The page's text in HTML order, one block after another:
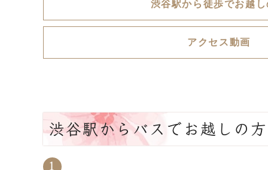
渋谷駅から徒歩でお越
アクセス動画
渋谷駅からバスでお越しの方